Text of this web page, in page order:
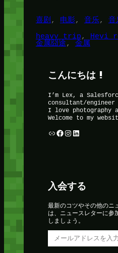
喜剧 , 电影, 音乐, 音
heavy trip, Hevi
金属囧途, 金属
こんにちは !
I’m Lex, a
consultant/engineer
I love photography
Welcome to my
リンクFacebook Instagram LinkedIn
入会する
最新のコツやその他のニ
は、ニュースレターに参
しましょう。
メールアドレスを入力…